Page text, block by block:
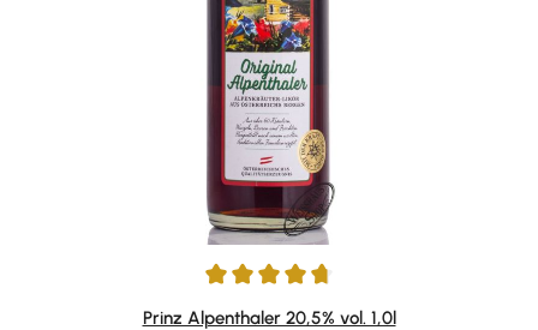
Durchschnittliche Bewertung von 4.66 von 5 Sternen
Prinz Alpenthaler 20,5% vol. 1,0l